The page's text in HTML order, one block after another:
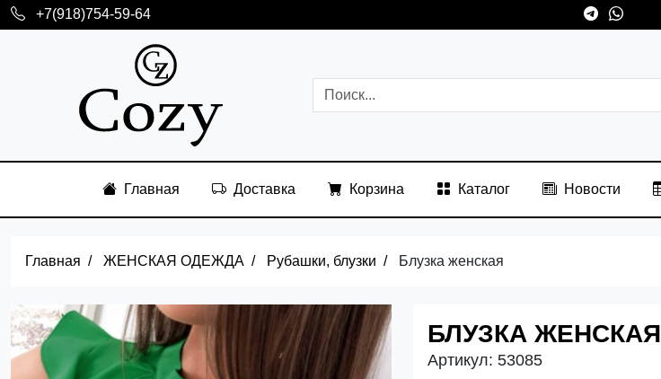
+7(918)754-59-64
Главная Доставка Корзина Каталог Новости
Главная ЖЕНСКАЯ ОДЕЖДА Рубашки, блузки Блузка женская
БЛУЗКА ЖЕНСКАЯ
Артикул: 53085